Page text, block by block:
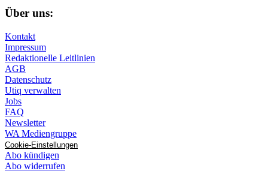
Über uns:
Kontakt
Impressum
Redaktionelle Leitlinien
AGB
Datenschutz
Utiq verwalten
Jobs
FAQ
Newsletter
WA Mediengruppe
Cookie-Einstellungen
Abo kündigen
Abo widerrufen